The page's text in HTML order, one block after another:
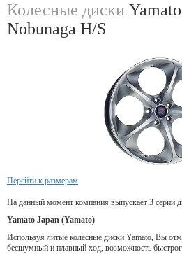
Колесные диски
Nobunaga H/S
Перейти к размерам
На данный момент компания выпускает 3 серии
Yamato Japan (Yamato)
Используя литые колесные диски Yamato, Вы
бесшумный и плавный ход, возможность